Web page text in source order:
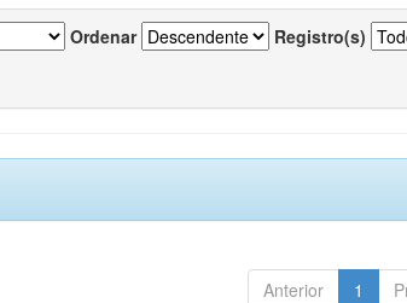
Ordenar Registro(s)
Anterior 1